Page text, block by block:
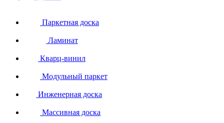
Паркетная доска
Ламинат
Кварц-винил
Модульный паркет
Инженерная доска
Массивная доска